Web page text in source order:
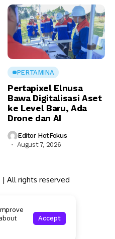
PERTAMINA
Pertapixel Elnusa
Bawa Digitalisasi Aset
ke Level Baru, Ada
Drone dan AI
Editor HotFokus
August 7, 2026
All rights reserved
Accept